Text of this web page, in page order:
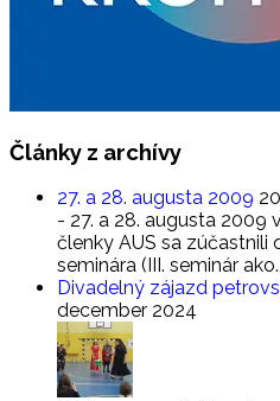
Články z archívy
27. a 28. augusta 2009
- 27. a 28. augusta 2009
členky AUS sa
seminára (III. seminár
Divadelný zájazd
december 2024